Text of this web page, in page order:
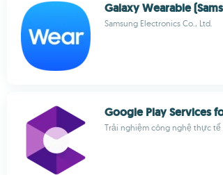
Galaxy Wearable
Samsung Electronics Co., Ltd.
Google Play Services
Trải nghiệm công nghệ thực